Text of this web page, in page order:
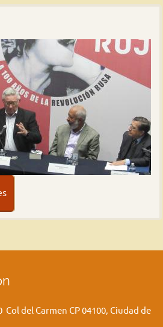
Col del Carmen CP 04100, Ciudad de